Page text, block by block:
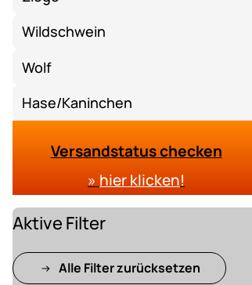
Wildschwein
Wolf
Hase/Kaninchen
Versandstatus checken
» hier klicken!
Aktive Filter
Alle Filter zurücksetzen